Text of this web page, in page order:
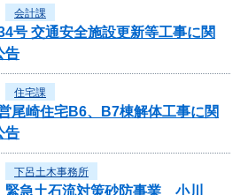
会計課
号 交通安全施設更新等工事に関
告
住宅課
尾崎住宅B6、B7棟解体工事に関
告
下呂土木事務所
急土石流対策砂防事業 小川